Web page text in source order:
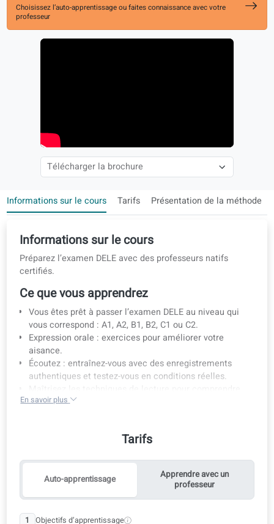
Inscrivez-vous maintenant
Choisissez l’auto-apprentissage ou faites connaissance avec votre
Informations sur le cours Tarifs Présentation de la
Informations sur le cours
Préparez l’examen DELE avec des professeurs natifs
certifiés.
Ce que vous apprendrez
Vous êtes prêt à passer l’examen DELE au niveau qui
vous correspond : A1, A2, B1, B2, C1 ou C2.
Expression orale : exercices pour améliorer votre
Écoutez : entraînez-vous avec des enregistrements
Maîtrisez les techniques de lecture pour comprendre
les textes formels et académiques.
Rédaction : maîtriser la rédaction de textes structurés
En savoir plus